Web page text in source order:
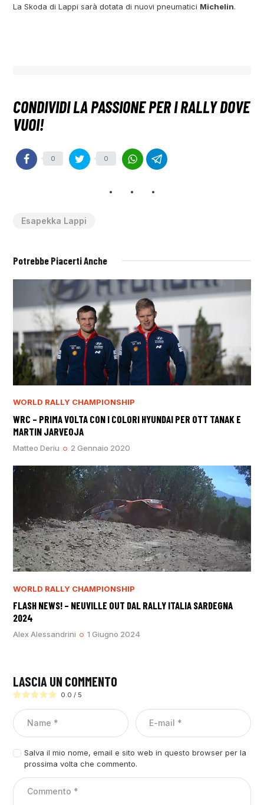
La Skoda di Lappi sarà dotata di nuovi pneumatici Michelin.
0 0
Esapekka Lappi
Potrebbe Piacerti Anche
WORLD RALLY CHAMPIONSHIP
WRC – PRIMA VOLTA CON I COLORI HYUNDAI PER OTT TANAK E
MARTIN JARVEOJA
Matteo Deriu 2 Gennaio 2020
WORLD RALLY CHAMPIONSHIP
FLASH NEWS! – NEUVILLE OUT DAL RALLY ITALIA SARDEGNA
2024
Alex Alessandrini 1 Giugno 2024
LASCIA UN COMMENTO
0.0 / 5
Salva il mio nome, email e sito web in questo browser per la
prossima volta che commento.